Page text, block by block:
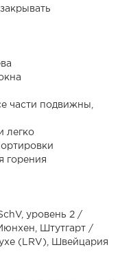
части подвижны,
легко
горения
уровень 2 /
Штутгарт /
(LRV), Швейцария